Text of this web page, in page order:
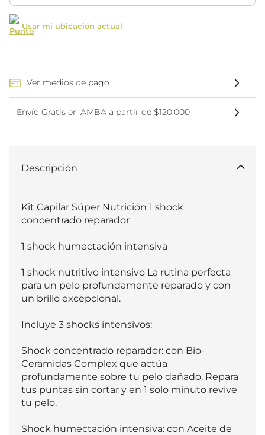
Usar mi ubicación actual
Ver medios de pago
Envío Gratis en AMBA a partir de $120.000
Descripción
Kit Capilar Súper Nutrición 1 shock
concentrado reparador
1 shock humectación intensiva
1 shock nutritivo intensivo La rutina perfecta
para un pelo profundamente reparado y con
un brillo excepcional.
Incluye 3 shocks intensivos:
Shock concentrado reparador: con Bio-
Ceramidas Complex que actúa
profundamente sobre tu pelo dañado. Repara
tus puntas sin cortar y en 1 solo minuto revive
tu pelo.
Shock humectación intensiva: con Aceite de